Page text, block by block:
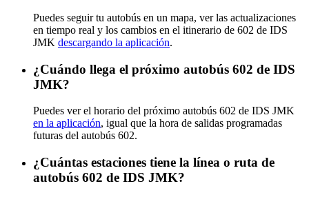
Puedes seguir tu autobús en un mapa, ver las actualizaciones
en tiempo real y los cambios en el itinerario de 602 de IDS
JMK descargando la aplicación.
¿Cuándo llega el próximo autobús 602 de IDS
JMK?
Puedes ver el horario del próximo autobús 602 de IDS JMK
en la aplicación, igual que la hora de salidas programadas
futuras del autobús 602.
¿Cuántas estaciones tiene la línea o ruta de
autobús 602 de IDS JMK?